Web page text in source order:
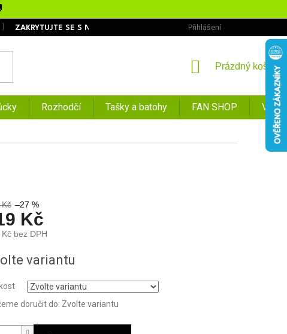
ZAKRYTUJTE SE S NÁMI OBCHODNÍ PODMÍNKY
Přihlášení
NÁKUPNÍ
Prázdný košík
Rozhodčí Tašky a batohy FAN SHOP
–27 %
Kč
bez DPH
variantu
doručit do: Zvolte variantu